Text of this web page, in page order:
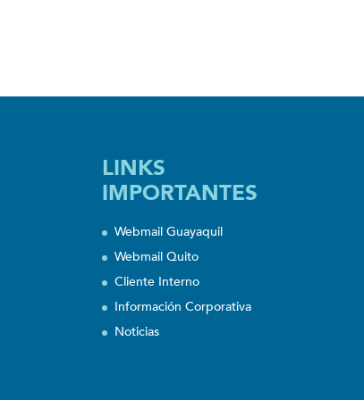
LINKS
IMPORTANTES
Webmail Guayaquil
Webmail Quito
Cliente Interno
Información Corporativa
Noticias